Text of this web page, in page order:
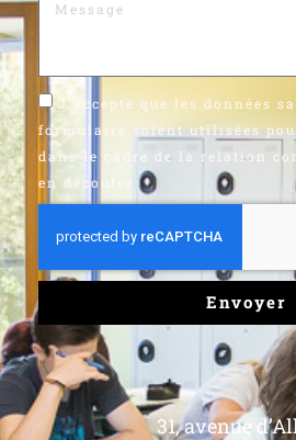
J'accepte que les données
formulaire soient utilisées
dans le cadre de la relation
en découler
Envoyer
31, avenue